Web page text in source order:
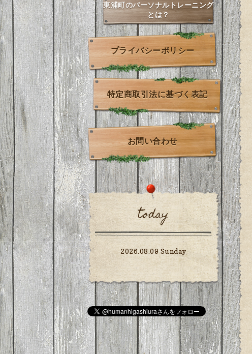
東浦町のパーソナルトレーニング
とは？
プライバシーポリシー
特定商取引法に基づく表記
お問い合わせ
today
2026.08.09 Sunday